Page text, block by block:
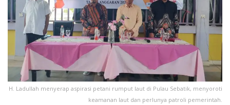
H. Ladullah menyerap aspirasi petani rumput laut di Pulau Sebatik, menyoroti
keamanan laut dan perlunya patroli pemerintah.